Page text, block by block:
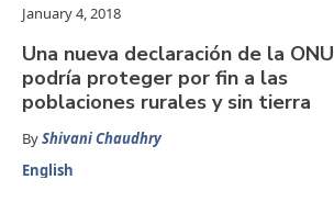
January 4, 2018
Una nueva declaración de la ONU
podría proteger por fin a las
poblaciones rurales y sin tierra
ByShivani Chaudhry
English